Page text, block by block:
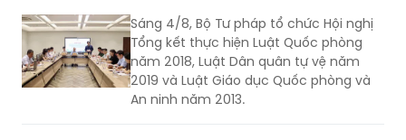
Sáng 4/8, Bộ Tư pháp tổ chức Hội nghị
Tổng kết thực hiện Luật Quốc phòng
năm 2018, Luật Dân quân tự vệ năm
2019 và Luật Giáo dục Quốc phòng và
An ninh năm 2013.